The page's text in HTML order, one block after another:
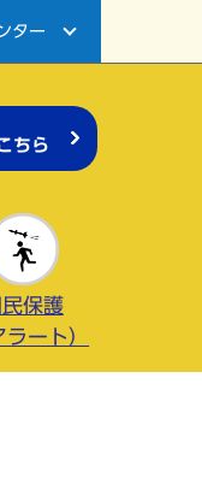
ター
ちら
民保護
ラート）